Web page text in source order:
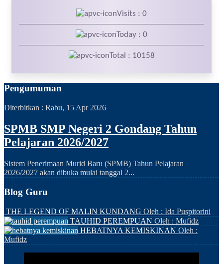
Visits : 0
Today : 0
Total : 10158
Pengumuman
Diterbitkan : Rabu, 15 Apr 2026
SPMB SMP Negeri 2 Gondang Tahun
Pelajaran 2026/2027
Sistem Penerimaan Murid Baru (SPMB) Tahun Pelajaran
2026/2027 akan dibuka mulai tanggal 2...
Blog Guru
THE LEGEND OF MALIN KUNDANG Oleh : Ida Puspitorini
TAUHID PEREMPUAN Oleh : Mufidz
HEBATNYA KEMISKINAN Oleh :
Mufidz